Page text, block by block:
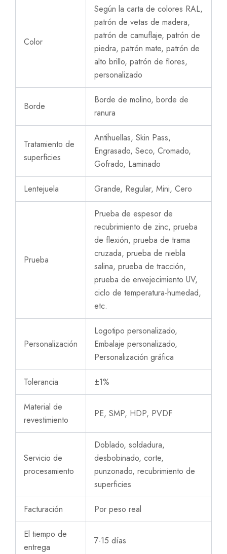
Color
Según la carta de colores RAL,
patrón de vetas de madera,
patrón de camuflaje, patrón de
piedra, patrón mate, patrón de
alto brillo, patrón de flores,
personalizado
Borde
Borde de molino, borde de
ranura
Tratamiento de
superficies
Antihuellas, Skin Pass,
Engrasado, Seco, Cromado,
Gofrado, Laminado
Lentejuela Grande, Regular, Mini, Cero
Prueba
Prueba de espesor de
recubrimiento de zinc, prueba
de flexión, prueba de trama
cruzada, prueba de niebla
salina, prueba de tracción,
prueba de envejecimiento UV,
ciclo de temperatura-humedad,
etc.
Personalización
Logotipo personalizado,
Embalaje personalizado,
Personalización gráfica
Tolerancia ±1%
Material de
revestimiento
PE, SMP, HDP, PVDF
Servicio de
procesamiento
Doblado, soldadura,
desbobinado, corte,
punzonado, recubrimiento de
superficies
Facturación Por peso real
El tiempo de
entrega
7-15 días